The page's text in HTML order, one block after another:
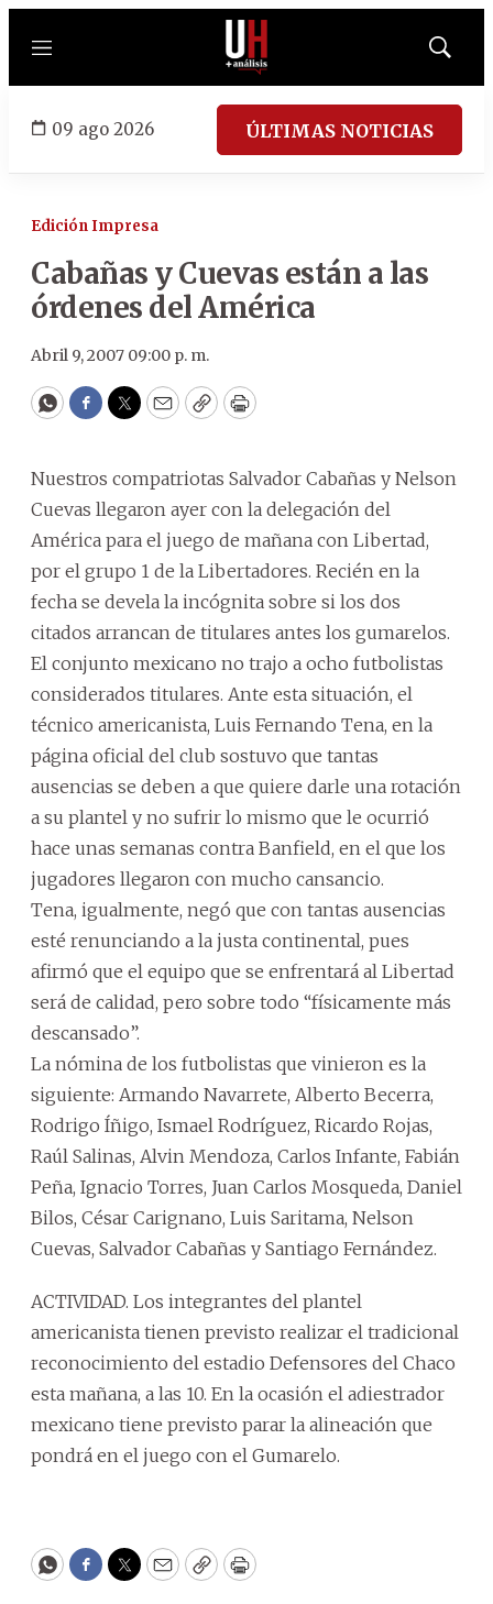
Menú
Mostrar
09 ago 2026 ÚLTIMAS NOTICIAS
Edición Impresa
Cabañas y Cuevas están a las
órdenes del América
Abril 9, 2007 09:00 p. m.
WhatsApp
Facebook
Twitter
EmailCopyPrint
Nuestros compatriotas Salvador Cabañas y Nelson
Cuevas llegaron ayer con la delegación del
América para el juego de mañana con Libertad,
por el grupo 1 de la Libertadores. Recién en la
fecha se devela la incógnita sobre si los dos
citados arrancan de titulares antes los gumarelos.
El conjunto mexicano no trajo a ocho futbolistas
considerados titulares. Ante esta situación, el
técnico americanista, Luis Fernando Tena, en la
página oficial del club sostuvo que tantas
ausencias se deben a que quiere darle una rotación
a su plantel y no sufrir lo mismo que le ocurrió
hace unas semanas contra Banfield, en el que los
jugadores llegaron con mucho cansancio.
Tena, igualmente, negó que con tantas ausencias
esté renunciando a la justa continental, pues
afirmó que el equipo que se enfrentará al Libertad
será de calidad, pero sobre todo “físicamente más
descansado”.
La nómina de los futbolistas que vinieron es la
siguiente: Armando Navarrete, Alberto Becerra,
Rodrigo Íñigo, Ismael Rodríguez, Ricardo Rojas,
Raúl Salinas, Alvin Mendoza, Carlos Infante, Fabián
Peña, Ignacio Torres, Juan Carlos Mosqueda, Daniel
Bilos, César Carignano, Luis Saritama, Nelson
Cuevas, Salvador Cabañas y Santiago Fernández.
ACTIVIDAD. Los integrantes del plantel
americanista tienen previsto realizar el tradicional
reconocimiento del estadio Defensores del Chaco
esta mañana, a las 10. En la ocasión el adiestrador
mexicano tiene previsto parar la alineación que
pondrá en el juego con el Gumarelo.
WhatsApp
Facebook
Twitter
EmailCopyPrint